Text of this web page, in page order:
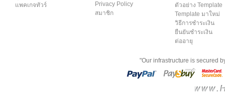
แพคเกจทัวร์
Privacy Policy
สมาชิก
ตัวอย่าง Template
Template มาใหม่
วิธีการชำระเงิน
ยืนยันชำระเงิน
ต่ออายุ
"Our infrastructure is secured